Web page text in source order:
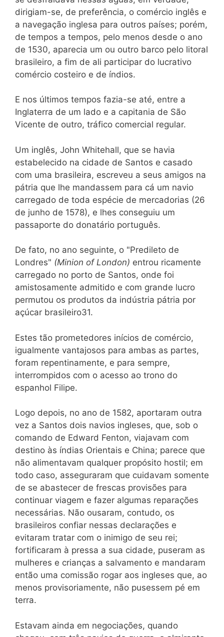
dirigiam-se, de preferência, o comércio inglês e
a navegação inglesa para outros países; porém,
de tempos a tempos, pelo menos desde o ano
de 1530, aparecia um ou outro barco pelo litoral
brasileiro, a fim de ali participar do lucrativo
comércio costeiro e de índios.
E nos últimos tempos fazia-se até, entre a
Inglaterra de um lado e a capitania de São
Vicente de outro, tráfico comercial regular.
Um inglês, John Whitehall, que se havia
estabelecido na cidade de Santos e casado
com uma brasileira, escreveu a seus amigos na
pátria que lhe mandassem para cá um navio
carregado de toda espécie de mercadorias (26
de junho de 1578), e lhes conseguiu um
passaporte do donatário português.
De fato, no ano seguinte, o "Predileto de
Londres" (Minion of London) entrou ricamente
carregado no porto de Santos, onde foi
amistosamente admitido e com grande lucro
permutou os produtos da indústria pátria por
açúcar brasileiro31.
Estes tão prometedores inícios de comércio,
igualmente vantajosos para ambas as partes,
foram repentinamente, e para sempre,
interrompidos com o acesso ao trono do
espanhol Filipe.
Logo depois, no ano de 1582, aportaram outra
vez a Santos dois navios ingleses, que, sob o
comando de Edward Fenton, viajavam com
destino às índias Orientais e China; parece que
não alimentavam qualquer propósito hostil; em
todo caso, asseguraram que cuidavam somente
de se abastecer de frescas provisões para
continuar viagem e fazer algumas reparações
necessárias. Não ousaram, contudo, os
brasileiros confiar nessas declarações e
evitaram tratar com o inimigo de seu rei;
fortificaram à pressa a sua cidade, puseram as
mulheres e crianças a salvamento e mandaram
então uma comissão rogar aos ingleses que, ao
menos provisoriamente, não pusessem pé em
terra.
Estavam ainda em negociações, quando